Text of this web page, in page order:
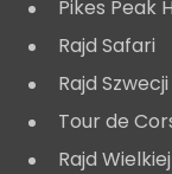
Pikes Peak
Rajd Safari
Rajd Szwecji
Tour de
Rajd